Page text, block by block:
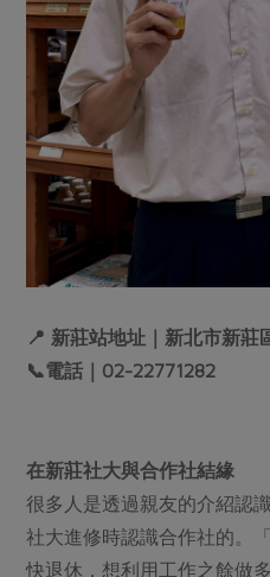
📍 新莊站地址｜新北市新莊
📞電話｜02-22771282
在新莊社大與合作社結緣
很多人是透過親友的介紹認
社大進修時認識合作社的。
快退休，想利用工作之餘做